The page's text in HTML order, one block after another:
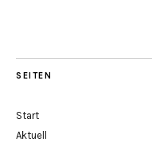
SEITEN
Start
Aktuell